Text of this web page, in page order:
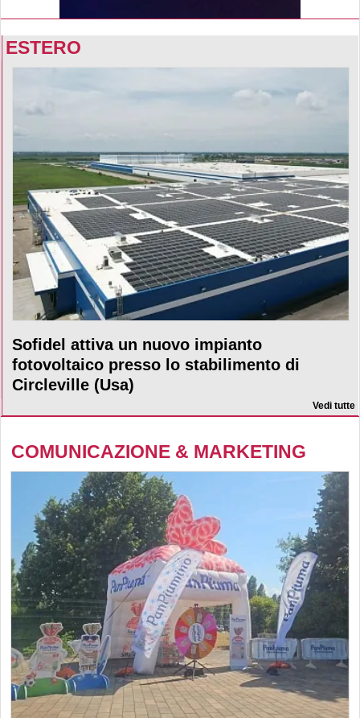
ESTERO
Sofidel attiva un nuovo impianto
fotovoltaico presso lo stabilimento di
Circleville (Usa)
Vedi tutte
COMUNICAZIONE & MARKETING